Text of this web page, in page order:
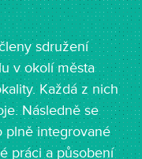
sdružení
v okolí města
Každá z nich
Následně se
plně integrované
práci a působení